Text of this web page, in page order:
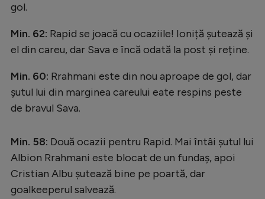
gol.
Min. 62: Rapid se joacă cu ocaziile! Ioniță șutează și
el din careu, dar Sava e încă odată la post și reține.
Min. 60: Rrahmani este din nou aproape de gol, dar
șutul lui din marginea careului eate respins peste
de bravul Sava.
Min. 58: Două ocazii pentru Rapid. Mai întâi șutul lui
Albion Rrahmani este blocat de un fundaș, apoi
Cristian Albu şutează bine pe poartă, dar
goalkeeperul salvează.